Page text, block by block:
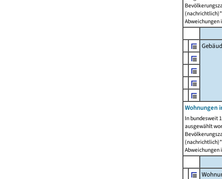
Abweichungen
Wohnungen
In bundesweit
ausgewählt
Abweichungen